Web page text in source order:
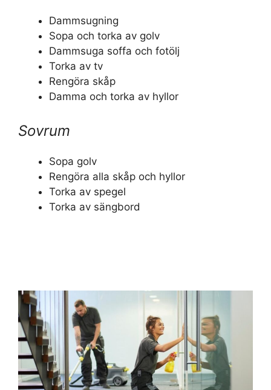
Dammsugning
Sopa och torka av golv
Dammsuga soffa och fotölj
Torka av tv
Rengöra skåp
Damma och torka av hyllor
Sovrum
Sopa golv
Rengöra alla skåp och hyllor
Torka av spegel
Torka av sängbord